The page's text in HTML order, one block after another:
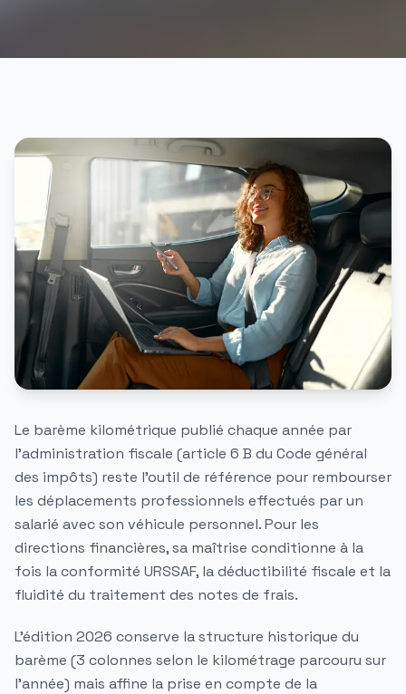
Le barème kilométrique publié chaque année par
l'administration fiscale (article 6 B du Code général
des impôts) reste l'outil de référence pour rembourser
les déplacements professionnels effectués par un
salarié avec son véhicule personnel. Pour les
directions financières, sa maîtrise conditionne à la
fois la conformité URSSAF, la déductibilité fiscale et la
fluidité du traitement des notes de frais.
L'édition 2026 conserve la structure historique du
barème (3 colonnes selon le kilométrage parcouru sur
l'année) mais affine la prise en compte de la